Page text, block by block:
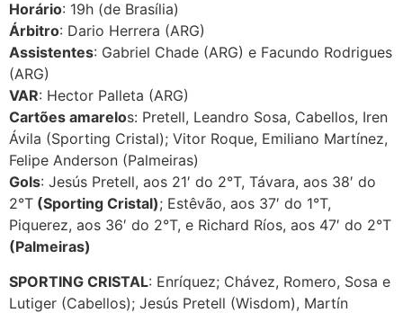
Horário: 19h (de Brasília)
Árbitro: Dario Herrera (ARG)
Assistentes: Gabriel Chade (ARG) e Facundo Rodrigues
(ARG)
VAR: Hector Palleta (ARG)
Cartões amarelos: Pretell, Leandro Sosa, Cabellos, Iren
Ávila (Sporting Cristal); Vitor Roque, Emiliano Martínez,
Felipe Anderson (Palmeiras)
Gols: Jesús Pretell, aos 21′ do 2°T, Távara, aos 38′ do
2°T (Sporting Cristal); Estêvão, aos 37′ do 1°T,
Piquerez, aos 36′ do 2°T, e Richard Ríos, aos 47′ do 2°T
(Palmeiras)
SPORTING CRISTAL: Enríquez; Chávez, Romero, Sosa e
Lutiger (Cabellos); Jesús Pretell (Wisdom), Martín